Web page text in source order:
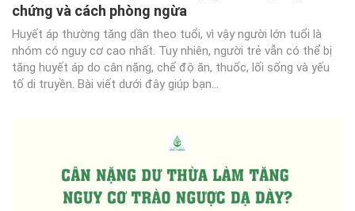
chứng và cách phòng ngừa
Huyết áp thường tăng dần theo tuổi, vì vậy người lớn tuổi là
nhóm có nguy cơ cao nhất. Tuy nhiên, người trẻ vẫn có thể bị
tăng huyết áp do cân nặng, chế độ ăn, thuốc, lối sống và yếu
tố di truyền. Bài viết dưới đây giúp bạn...